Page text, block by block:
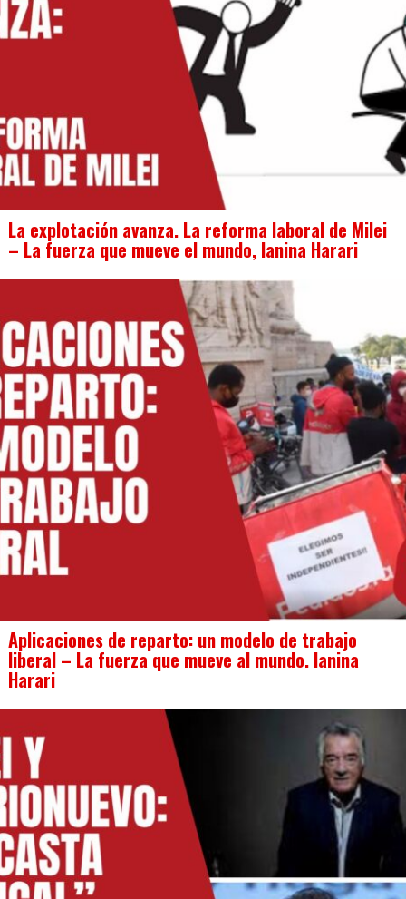
La explotación avanza. La reforma laboral de Milei
– La fuerza que mueve el mundo, Ianina Harari
Aplicaciones de reparto: un modelo de trabajo
liberal – La fuerza que mueve al mundo. Ianina
Harari